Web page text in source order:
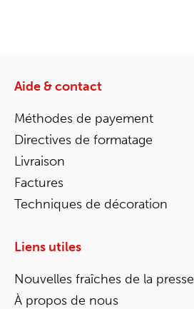
Aide & contact
Méthodes de payement
Directives de formatage
Livraison
Factures
Techniques de décoration
Liens utiles
Nouvelles fraîches de la presse
À propos de nous